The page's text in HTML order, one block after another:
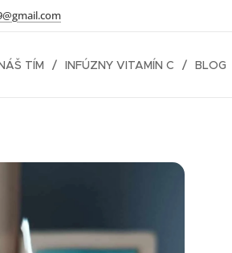
TÍM INFÚZNY VITAMÍN C BLOG